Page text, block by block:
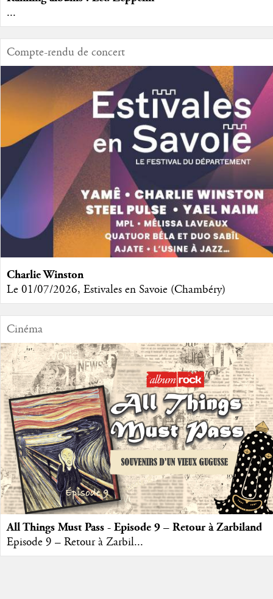
...
Compte-rendu de concert
Charlie Winston
Le 01/07/2026, Estivales en Savoie (Chambéry)
Cinéma
All Things Must Pass - Episode 9 – Retour à Zarbiland
Episode 9 – Retour à Zarbil...